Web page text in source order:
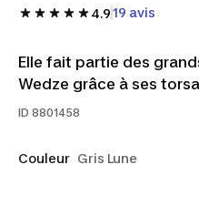
4.919 avis
Elle fait partie des
Wedze grâce à ses
ID 8801458
Couleur Gris Lune